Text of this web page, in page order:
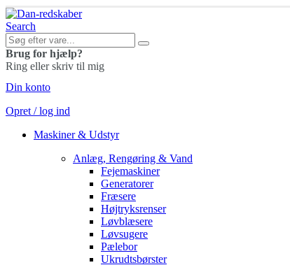
Search
Brug for hjælp?
Ring eller skriv til mig
Din konto
Opret / log ind
Maskiner & Udstyr
Anlæg, Rengøring & Vand
Fejemaskiner
Generatorer
Fræsere
Højtryksrenser
Løvblæsere
Løvsugere
Pælebor
Ukrudtsbørster